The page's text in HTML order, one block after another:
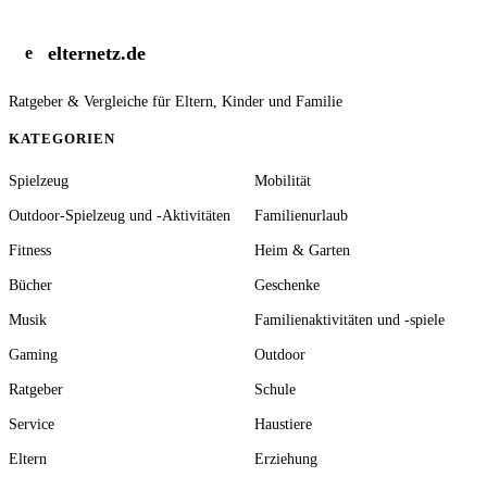
e elternetz.de
Ratgeber & Vergleiche für Eltern, Kinder und Familie
KATEGORIEN
Spielzeug Mobilität
Outdoor-Spielzeug und -Aktivitäten Familienurlaub
Fitness Heim & Garten
Bücher Geschenke
Musik Familienaktivitäten und -spiele
Gaming Outdoor
Ratgeber Schule
Service Haustiere
Eltern Erziehung